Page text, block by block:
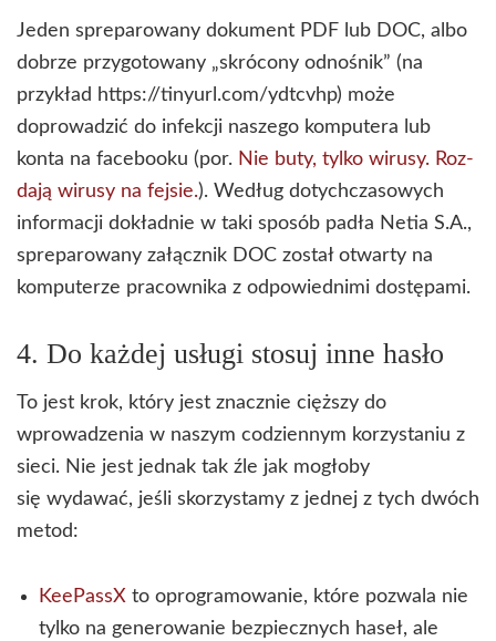
Jeden spreparowany dokument PDF lub DOC, albo
dobrze przygotowany „skrócony odnośnik” (na
przykład https://tinyurl.com/ydtcvhp) może
doprowadzić do infekcji naszego komputera lub
konta na facebooku (por. Nie buty, tylko wirusy. Roz­
dają wirusy na fej­sie.). Według dotychczasowych
informacji dokładnie w taki sposób padła Netia S.A.,
spreparowany załącznik DOC został otwarty na
komputerze pracownika z odpowiednimi dostępami.
4. Do każdej usługi stosuj inne hasło
To jest krok, który jest znacznie cięższy do
wprowadzenia w naszym codziennym korzystaniu z
sieci. Nie jest jednak tak źle jak mogłoby
się wydawać, jeśli skorzystamy z jednej z tych dwóch
metod:
KeePassX to oprogramowanie, które pozwala nie
tylko na generowanie bezpiecznych haseł, ale